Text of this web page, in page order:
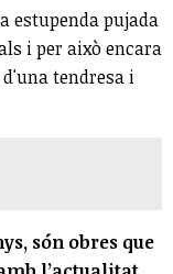
estupenda pujada
i per això encara
tendresa i
són obres que